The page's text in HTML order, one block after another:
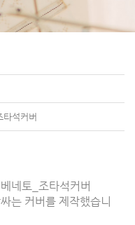
타석커버
네토_조타석커버
는 커버를 제작했습니